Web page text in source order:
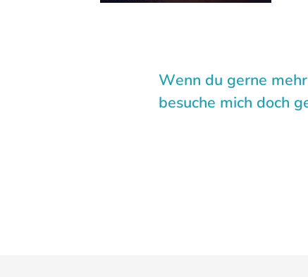
Wenn du gerne
besuche mich doch